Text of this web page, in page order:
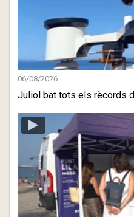
06/08/2026
Juliol bat tots els rècords